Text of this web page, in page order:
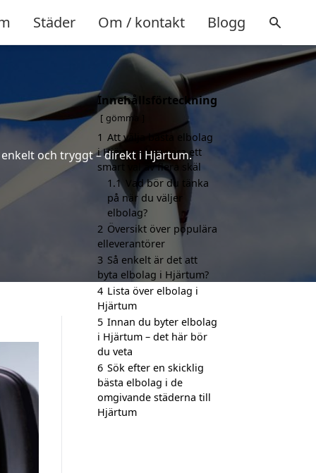
Städer Om / kontakt Blogg
och tryggt – direkt i Hjärtum.
Innehållsförteckning
gömma
1 Att välja bästa elbolag
i Hjärtum kan vara ett
smart val av flera skäl
1.1
Vad bör du tänka
på när du väljer
elbolag?
2 Översikt över populära
elleverantörer
3 Så enkelt är det att
byta elbolag i Hjärtum?
4 Lista över elbolag i
Hjärtum
5 Innan du byter elbolag
i Hjärtum – det här bör
du veta
6 Sök efter en skicklig
bästa elbolag i de
omgivande städerna till
Hjärtum